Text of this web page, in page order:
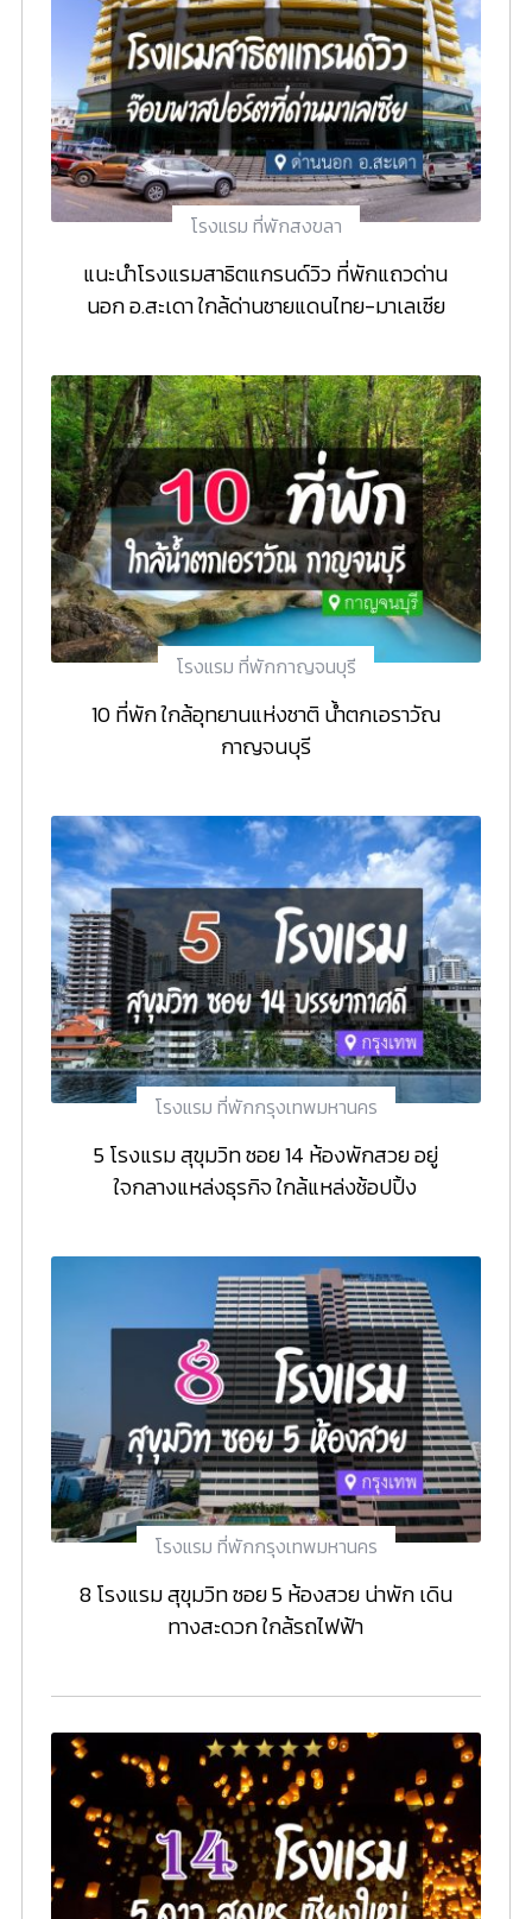
โรงแรม ที่พักสงขลา
แนะนำโรงแรมสาธิตแกรนด์วิว ที่พักแถวด่าน
นอก อ.สะเดา ใกล้ด่านชายแดนไทย-มาเลเซีย
โรงแรม ที่พักกาญจนบุรี
10 ที่พัก ใกล้อุทยานแห่งชาติ น้ำตกเอราวัณ
กาญจนบุรี
โรงแรม ที่พักกรุงเทพมหานคร
5 โรงแรม สุขุมวิท ซอย 14 ห้องพักสวย อยู่
ใจกลางแหล่งธุรกิจ ใกล้แหล่งช้อปปิ้ง
โรงแรม ที่พักกรุงเทพมหานคร
8 โรงแรม สุขุมวิท ซอย 5 ห้องสวย น่าพัก เดิน
ทางสะดวก ใกล้รถไฟฟ้า